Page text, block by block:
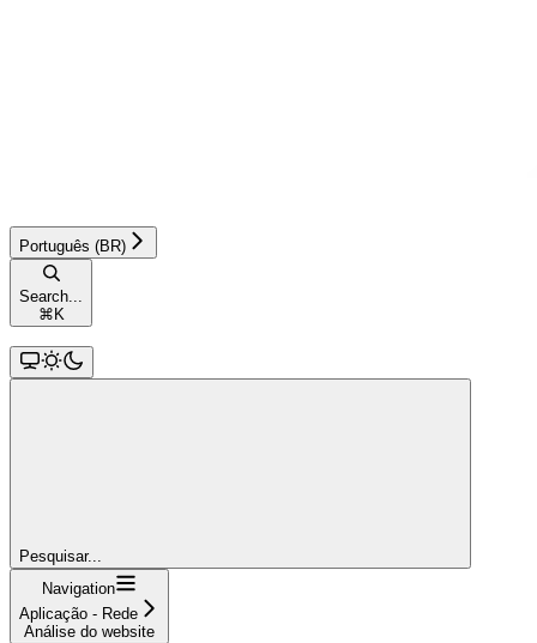
Português (BR)
Search...
⌘ K
Pesquisar...
Navigation
Aplicação - Rede
Análise do website